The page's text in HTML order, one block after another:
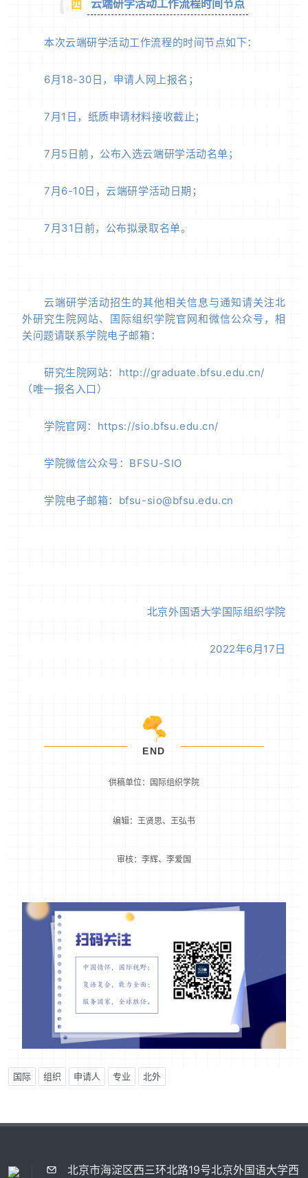
四 云端研学活动工作流程时间节点
本次云端研学活动工作流程的时间节点如下：
6月18-30日，申请人网上报名；
7月1日，纸质申请材料接收截止；
7月5日前，公布入选云端研学活动名单；
7月6-10日，云端研学活动日期；
7月31日前，公布拟录取名单。
云端研学活动招生的其他相关信息与通知请关注北
外研究生院网站、国际组织学院官网和微信公众号，相
关问题请联系学院电子邮箱：
研究生院网站：http://graduate.bfsu.edu.cn/
（唯一报名入口）
学院官网：https://sio.bfsu.edu.cn/
学院微信公众号：BFSU-SIO
学院电子邮箱：bfsu-sio@bfsu.edu.cn
北京外国语大学国际组织学院
2022年6月17日
END
供稿单位：国际组织学院
编辑：王贤思、王弘书
审核：李辉、李爱国
国际 组织 申请人 专业 北外
北京市海淀区西三环北路19号北京外国语大学西